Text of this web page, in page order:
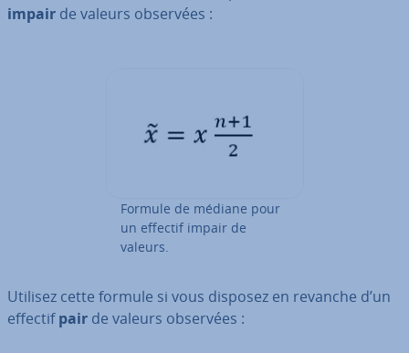
impair de valeurs observées :
Formule de médiane pour
un effectif impair de
valeurs.
Utilisez cette formule si vous disposez en revanche d’un
effectifpair de valeurs observées :